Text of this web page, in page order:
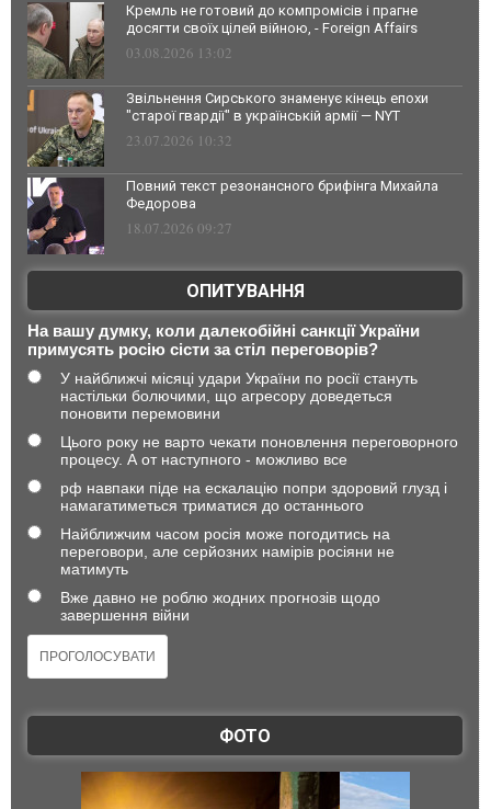
Кремль не готовий до компромісів і прагне
досягти своїх цілей війною, - Foreign Affairs
03.08.2026 13:02
Звільнення Сирського знаменує кінець епохи
"старої гвардії" в українській армії — NYT
23.07.2026 10:32
Повний текст резонансного брифінга Михайла
Федорова
18.07.2026 09:27
ОПИТУВАННЯ
На вашу думку, коли далекобійні санкції України
примусять росію сісти за стіл переговорів?
У найближчі місяці удари України по росії стануть
настільки болючими, що агресору доведеться
поновити перемовини
Цього року не варто чекати поновлення переговорного
процесу. А от наступного - можливо все
рф навпаки піде на ескалацію попри здоровий глузд і
намагатиметься триматися до останнього
Найближчим часом росія може погодитись на
переговори, але серйозних намірів росіяни не
матимуть
Вже давно не роблю жодних прогнозів щодо
завершення війни
ФОТО